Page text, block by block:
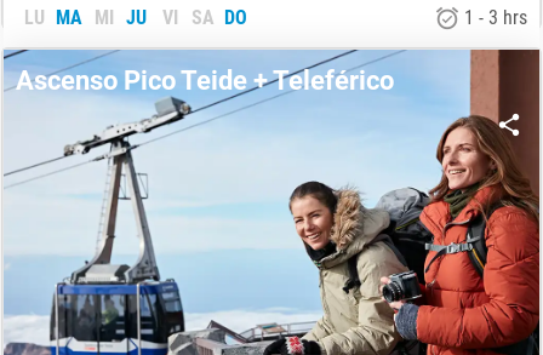
LU MA MI JU VI SA DO 1 - 3 hrs
DE:105€
Ascenso Pico Teide + Teleférico